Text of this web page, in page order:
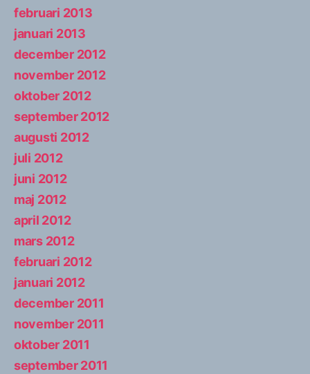
februari 2013
januari 2013
december 2012
november 2012
oktober 2012
september 2012
augusti 2012
juli 2012
juni 2012
maj 2012
april 2012
mars 2012
februari 2012
januari 2012
december 2011
november 2011
oktober 2011
september 2011